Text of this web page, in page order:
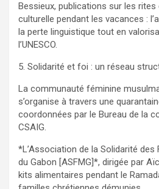
Bessieux, publications sur les
culturelle pendant les vacances :
la perte linguistique tout en
l’UNESCO.
5. Solidarité et foi : un réseau
La communauté féminine
s’organise à travers une
coordonnées par le Bureau de la
CSAIG.
*L’Association de la Solidarité
du Gabon [ASFMG]*, dirigée par
kits alimentaires pendant le